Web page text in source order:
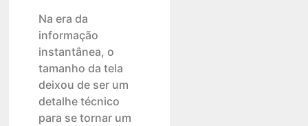
Na era da
informação
instantânea, o
tamanho da tela
deixou de ser um
detalhe técnico
para se tornar um